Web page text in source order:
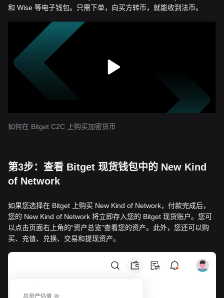
和 Wise 等电子钱包。只需下单，向买方转币，就能收到法币。
如何在 Bitget C2C 上购买加密货币
第3步：查看 Bitget 现货钱包中的 New Kind
of Network
如果您选择在 Bitget 上购买 New Kind of Network，付款完成后，
您的 New Kind of Network 将立即存入您的 Bitget 现货账户。您可
以点击页面右上角的“资产总览”查看您的资产。此外，您还可以购
买、充值、兑换、交易和提现资产。